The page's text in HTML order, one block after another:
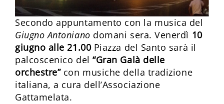
Secondo appuntamento con la musica del
Giugno Antoniano domani sera. Venerdì 10
giugno alle 21.00 Piazza del Santo sarà il
palcoscenico del“Gran Galà delle
orchestre”con musiche della tradizione
italiana, a cura dell’Associazione
Gattamelata.